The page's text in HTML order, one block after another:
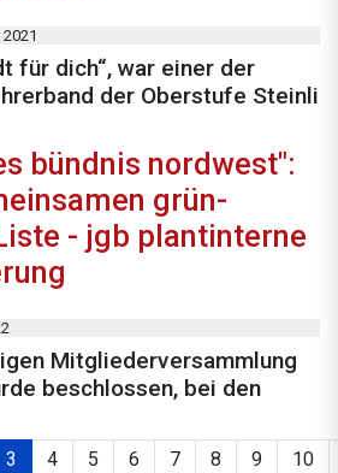
für dich“, war einer der
der Oberstufe Steinli
bündnis nordwest":
grün-
- jgb plantinterne
Mitgliederversammlung
beschlossen, bei den
3 4 5 6 7 8 9 10